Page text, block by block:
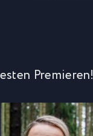
Premieren!